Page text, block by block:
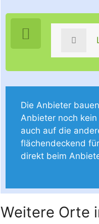
Die Anbieter
Anbieter noch
auch auf die
flächendeckend
direkt beim
Weitere Orte